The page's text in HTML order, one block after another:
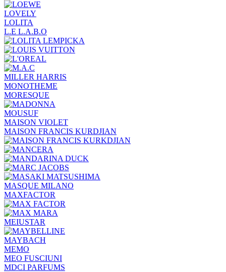
LOVELY
LOLITA
L.E L.A.B.O
MILLER HARRIS
MONOTHEME
MORESQUE
MOUSUF
MAISON VIOLET
MAISON FRANCIS KURDJIAN
MASQUE MILANO
MAXFACTOR
MEIUSTAR
MAYBACH
MEMO
MEO FUSCIUNI
MDCI PARFUMS